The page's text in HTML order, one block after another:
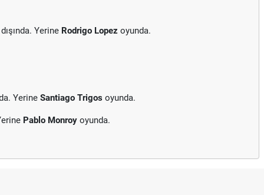
Yerine Rodrigo Lopez oyunda.
Yerine Santiago Trigos oyunda.
Pablo Monroy oyunda.